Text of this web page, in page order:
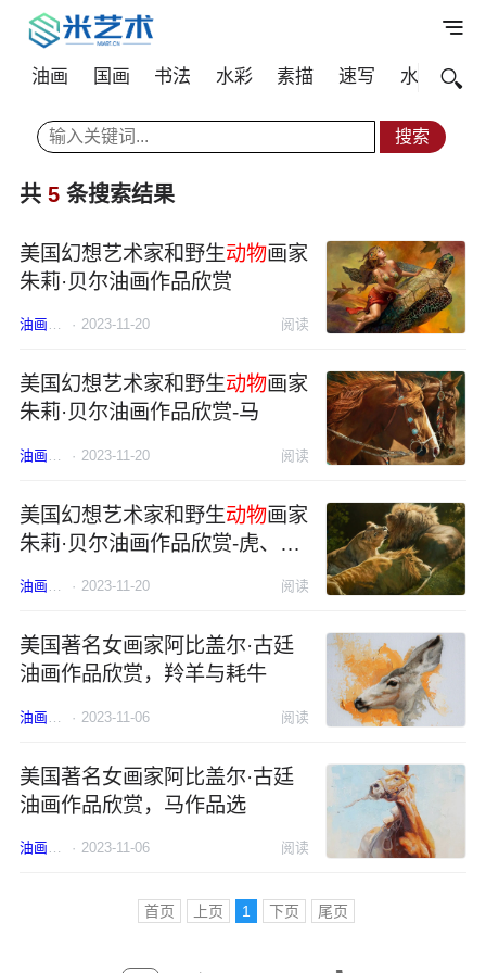
油画 国画 书法 水彩 素描 速写 水粉
共 5 条搜索结果
美国幻想艺术家和野生动物画家
朱莉·贝尔油画作品欣赏
油画美国 动物
· 2023-11-20 阅读
美国幻想艺术家和野生动物画家
朱莉·贝尔油画作品欣赏-马
美国 动物
· 2023-11-20 阅读
美国幻想艺术家和野生动物画家
朱莉·贝尔油画作品欣赏-虎、
油画美国 动物
· 2023-11-20 阅读
美国著名女画家阿比盖尔·古廷
油画作品欣赏，羚羊与耗牛
美国 女画家 动物
· 2023-11-06 阅读
美国著名女画家阿比盖尔·古廷
油画作品欣赏，马作品选
油画美国 女画家 动物
· 2023-11-06 阅读
首页 上页 1 下页 尾页